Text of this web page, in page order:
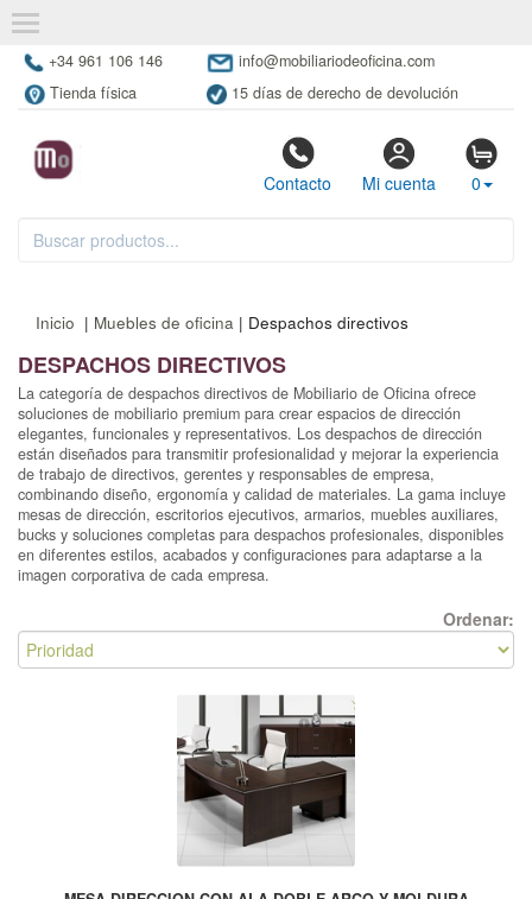
+34 961 106 146
info@mobiliariodeoficina.com
Tienda física
15 días de derecho de devolución
Contacto Mi cuenta 0
Inicio | Muebles de oficina | Despachos directivos
DESPACHOS DIRECTIVOS
La categoría de despachos directivos de Mobiliario de Oficina ofrece
soluciones de mobiliario premium para crear espacios de dirección
elegantes, funcionales y representativos. Los despachos de dirección
están diseñados para transmitir profesionalidad y mejorar la experiencia
de trabajo de directivos, gerentes y responsables de empresa,
combinando diseño, ergonomía y calidad de materiales. La gama incluye
mesas de dirección, escritorios ejecutivos, armarios, muebles auxiliares,
bucks y soluciones completas para despachos profesionales, disponibles
en diferentes estilos, acabados y configuraciones para adaptarse a la
imagen corporativa de cada empresa.
Ordenar: